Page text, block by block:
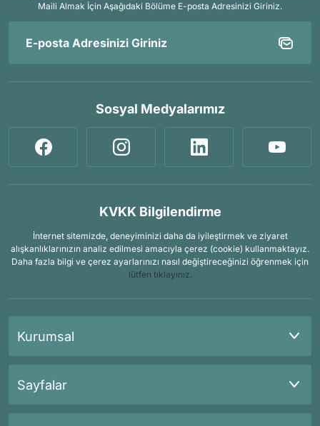
Maili Almak İçin Aşağıdaki Bölüme E-posta Adresinizi Giriniz.
Sosyal Medyalarımız
KVKK Bilgilendirme
İnternet sitemizde, deneyiminizi daha da iyileştirmek ve ziyaret
alışkanlıklarınızın analiz edilmesi amacıyla çerez (cookie) kullanmaktayız.
Daha fazla bilgi ve çerez ayarlarınızı nasıl değiştireceğinizi öğrenmek için
lütfen tıklayınız.
Kurumsal
Sayfalar